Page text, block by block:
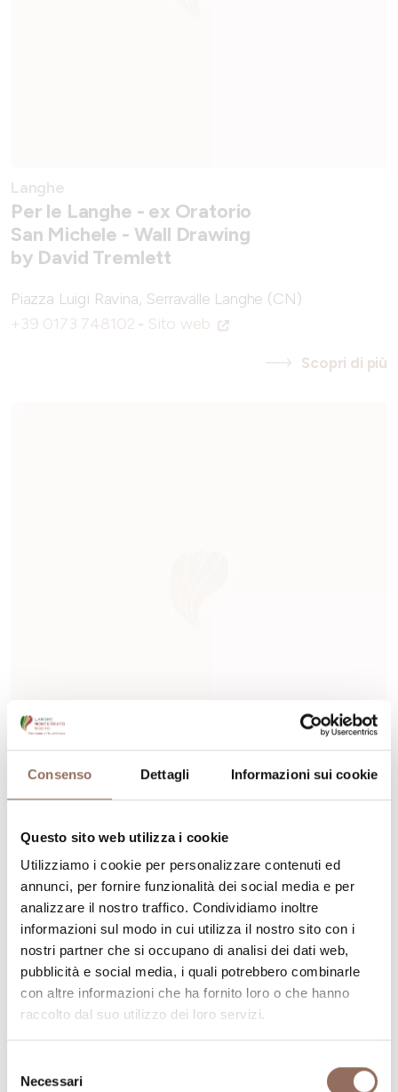
Consenso Dettagli Informazioni sui cookie
Questo sito web utilizza i cookie
Utilizziamo i cookie per personalizzare contenuti ed
annunci, per fornire funzionalità dei social media e per
analizzare il nostro traffico. Condividiamo inoltre
informazioni sul modo in cui utilizza il nostro sito con i
nostri partner che si occupano di analisi dei dati web,
pubblicità e social media, i quali potrebbero combinarle
con altre informazioni che ha fornito loro o che hanno
raccolto dal suo utilizzo dei loro servizi.
delNecessari
Langhe
Per le Langhe - ex Oratorio
San Michele - Wall Drawing
by David Tremlett
Piazza Luigi Ravina, Serravalle Langhe (CN)
+39 0173 748102 - Sito web
Scopri di più
Roero
Archeologia Storia Arte
“Palazzo Traversa”
Via Parpera, 4, Bra (CN)
+39 0172 423880-traversa@comune.bra.cn.it-Sito
web
Scopri di più